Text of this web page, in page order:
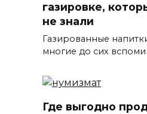
газировке,
не знали
Газированные
многие до сих
Где выгодно